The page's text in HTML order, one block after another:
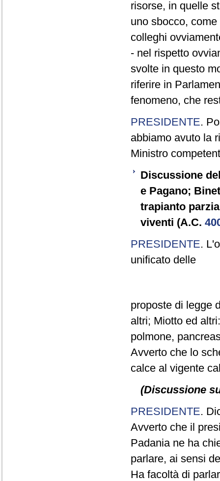
risorse, in quelle
uno sbocco,
colleghi
- nel rispetto
svolte in questo
riferire in
fenomeno, che
PRESIDENTE.
abbiamo avuto la
Ministro
Discussione
e Pagano;
trapianto
viventi (A.C.
PRESIDENTE.
unificato delle
proposte di legge
altri; Miotto ed
polmone,
Avverto che lo
calce al vigente
(Discussione
PRESIDENTE.
Avverto che il
Padania ne ha
parlare, ai sensi
Ha facoltà di